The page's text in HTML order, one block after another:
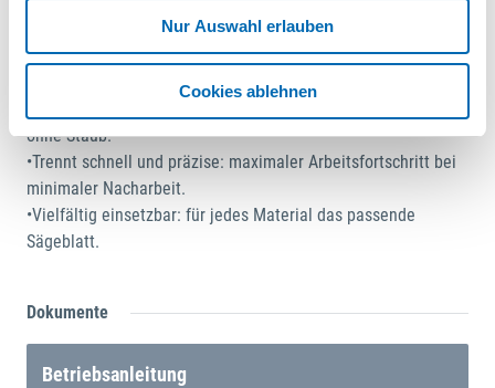
Nur Auswahl erlauben
Cookies ablehnen
•1 Innensechskantschlüssel 8 mm
ohne Staub.
•Trennt schnell und präzise: maximaler Arbeitsfortschritt bei
minimaler Nacharbeit.
•Vielfältig einsetzbar: für jedes Material das passende
Sägeblatt.
Dokumente
Betriebsanleitung